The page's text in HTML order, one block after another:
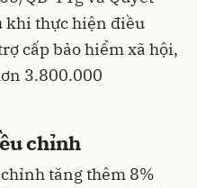
khi thực hiện điều
cấp bảo hiểm xã hội,
3.800.000
chỉnh
tăng thêm 8%